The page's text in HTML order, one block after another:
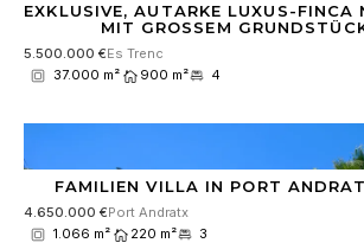
EXKLUSIVE, AUTARKE LUXUS-FINCA
MIT GROSSEM
5.500.000 €Es Trenc
37.000 m²
900 m² 4
FAMILIEN VILLA IN PORT
4.650.000 €Port Andratx
1.066 m²
220 m² 3